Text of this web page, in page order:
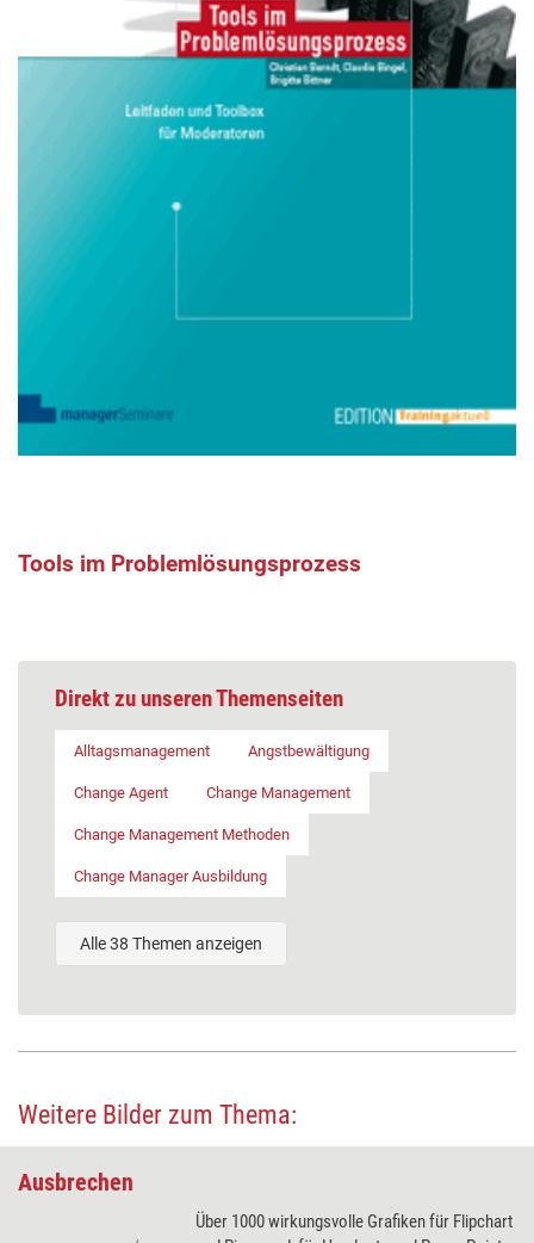
Tools im Problemlösungsprozess
Direkt zu unseren Themenseiten
Alltagsmanagement Angstbewältigung
Change Agent Change Management
Change Management Methoden
Change Manager Ausbildung
Alle 38 Themen anzeigen
Weitere Bilder zum Thema:
Ausbrechen
Über 1000 wirkungsvolle Grafiken für Flipchart